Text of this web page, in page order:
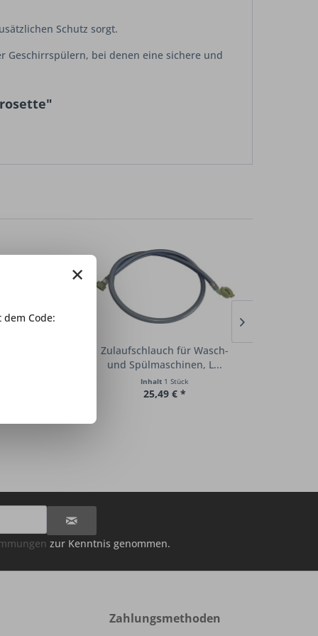
Schutz sorgt.
Geschirrspülern, bei denen eine sichere und
Zulaufschlauch für Wasch-
und Spülmaschinen, L...
Inhalt 1 Stück
25,49 € *
zur Kenntnis genommen.
Zahlungsmethoden
×
Code: